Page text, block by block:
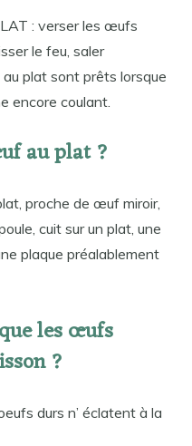
: verser les œufs
le feu, saler
plat sont prêts lorsque
encore coulant.
au plat ?
proche de œuf miroir,
cuit sur un plat, une
plaque préalablement
les œufs
?
durs n’ éclatent à la